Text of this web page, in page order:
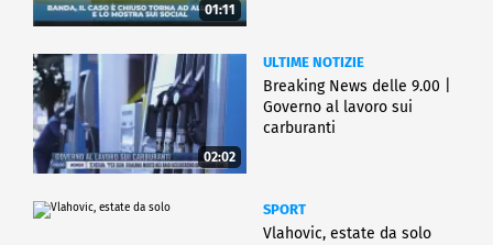
01:11
02:02
ULTIME NOTIZIE
Breaking News delle 9.00 |
Governo al lavoro sui
carburanti
SPORT
Vlahovic, estate da solo